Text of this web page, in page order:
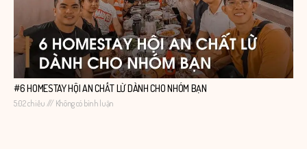
#6 HOMESTAY HỘI AN CHẤT LỪ DÀNH CHO NHÓM BẠN
5:02 chiều Không có bình luận